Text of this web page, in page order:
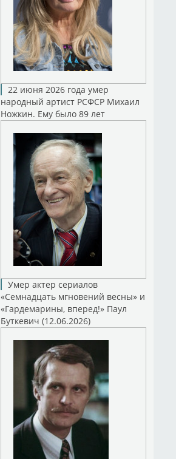
22 июня 2026 года умер
народный артист РСФСР Михаил
Ножкин. Ему было 89 лет
Умер актер сериалов
«Семнадцать мгновений весны» и
«Гардемарины, вперед!» Паул
Буткевич (12.06.2026)